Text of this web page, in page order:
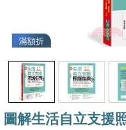
滿額折
圖解生活自立支援